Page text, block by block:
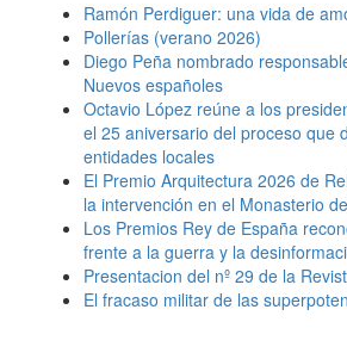
Ramón Perdiguer: una vida de
Pollerías (verano 2026)
Diego Peña nombrado
Nuevos españoles
Octavio López reúne a los
el 25 aniversario del proceso que
entidades locales
El Premio Arquitectura 2026 de
la intervención en el Monasterio
Los Premios Rey de España
frente a la guerra y la
Presentacion del nº 29 de la
El fracaso militar de las